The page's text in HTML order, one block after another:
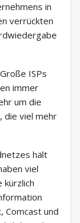
in
verrückten
ISPs
immer
um die
die viel mehr
hält
viel
kürzlich
Comcast und